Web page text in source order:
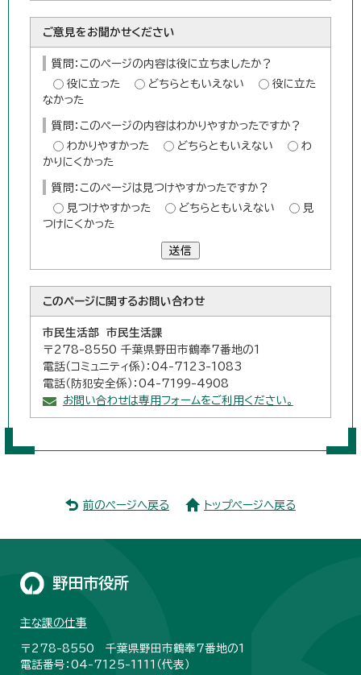
ご意見をお聞かせください
質問：このページの内容は役に立ちましたか？
役に立った
どちらともいえない
役に立た
なかった
質問：このページの内容はわかりやすかったですか？
わかりやすかった
どちらともいえない
わ
かりにくかった
質問：このページは見つけやすかったですか？
見つけやすかった
どちらともいえない
見
つけにくかった
送信
このページに関するお問い合わせ
市民生活部 市民生活課
〒278-8550 千葉県野田市鶴奉7番地の1
電話（コミュニティ係）：04-7123-1083
電話（防犯安全係）：04-7199-4908
お問い合わせは専用フォームをご利用ください。
前のページへ戻る トップページへ戻る
野田市役所
主な課の仕事
〒278-8550 千葉県野田市鶴奉7番地の1
電話番号：04-7125-1111（代表）